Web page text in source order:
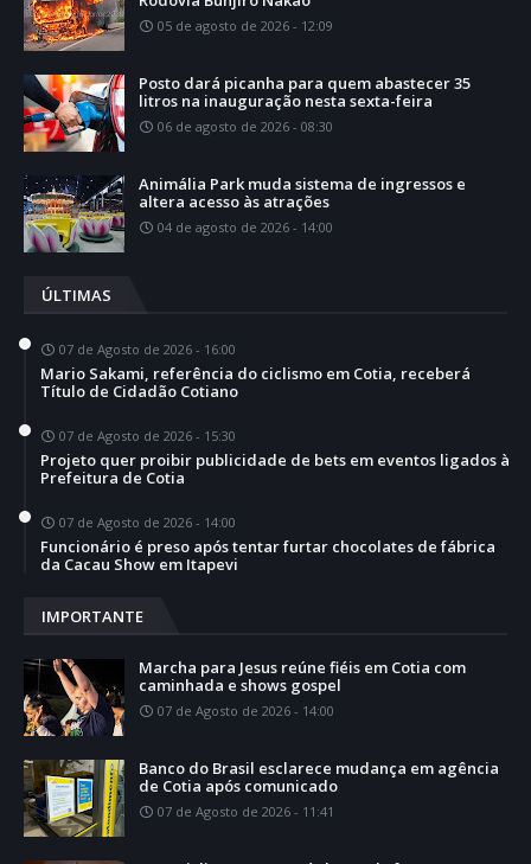
05 de agosto de 2026 - 12:09
Posto dará picanha para quem abastecer 35
litros na inauguração nesta sexta-feira
06 de agosto de 2026 - 08:30
Animália Park muda sistema de ingressos e
altera acesso às atrações
04 de agosto de 2026 - 14:00
ÚLTIMAS
07 de Agosto de 2026 - 16:00
Mario Sakami, referência do ciclismo em Cotia, receberá
Título de Cidadão Cotiano
07 de Agosto de 2026 - 15:30
Projeto quer proibir publicidade de bets em eventos ligados à
Prefeitura de Cotia
07 de Agosto de 2026 - 14:00
Funcionário é preso após tentar furtar chocolates de fábrica
da Cacau Show em Itapevi
IMPORTANTE
Marcha para Jesus reúne fiéis em Cotia com
caminhada e shows gospel
07 de Agosto de 2026 - 14:00
Banco do Brasil esclarece mudança em agência
de Cotia após comunicado
07 de Agosto de 2026 - 11:41